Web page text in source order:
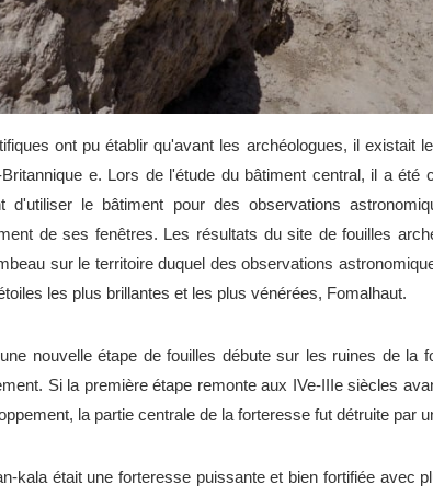
ont pu établir qu'avant les archéologues, il
e. Lors de l'étude du bâtiment central, il a
d'utiliser le bâtiment pour des observations
de ses fenêtres. Les résultats du site de fouilles
sur le territoire duquel des observations
les plus brillantes et les plus vénérées, Fomalhaut.
nouvelle étape de fouilles débute sur les ruines de
Si la première étape remonte aux IVe-IIIe siècles
la partie centrale de la forteresse fut détruite par
kala était une forteresse puissante et bien fortifiée avec